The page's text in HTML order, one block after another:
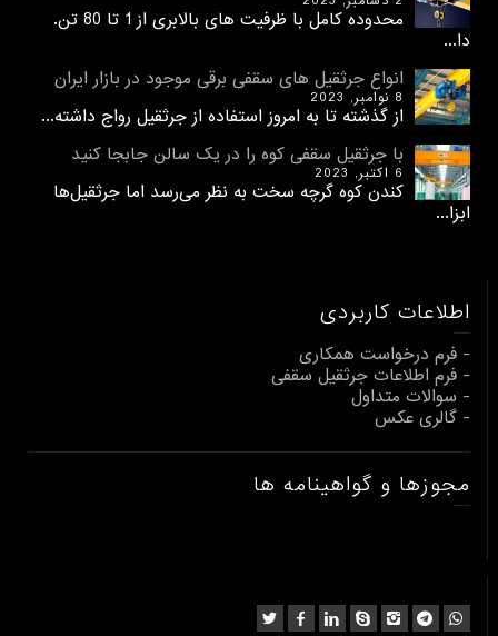
محدوده کامل با ظرفیت های بالابری از 1 تا 80 تن.
دا...
انواع جرثقیل های سقفی برقی موجود در بازار ایران
8 نوامبر, 2023
از گذشته تا به امروز استفاده از جرثقیل رواج داشته...
با جرثقیل سقفی کوه را در یک سالن جابجا کنید
6 اکتبر, 2023
کندن کوه گرچه سخت به نظر می‌رسد اما جرثقیل‌ها
ابزا...
اطلاعات کاربردی
- فرم درخواست همکاری
- فرم اطلاعات جرثقیل سقفی
- سوالات متداول
- گالری عکس
مجوزها و گواهینامه ها